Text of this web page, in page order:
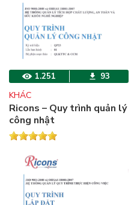
1.251 93
KHÁC
Ricons – Quy trình quản lý
công nhật